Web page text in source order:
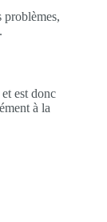
est donc
à la